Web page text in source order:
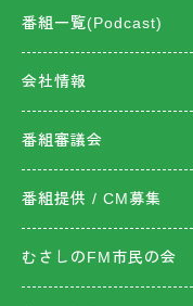
番組一覧(Podcast)
会社情報
番組審議会
番組提供 / CM募集
むさしのFM市民の会